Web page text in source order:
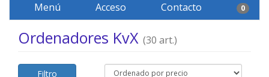
Menú Acceso Contacto 0
Ordenadores KvX (30 art.)
Filtro